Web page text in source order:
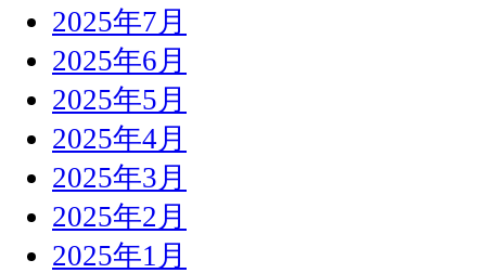
2025年7月
2025年6月
2025年5月
2025年4月
2025年3月
2025年2月
2025年1月